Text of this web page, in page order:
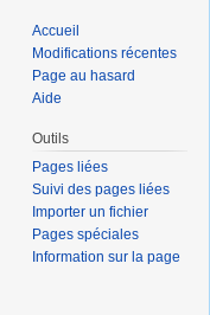
Accueil
Modifications récentes
Page au hasard
Aide
Outils
Pages liées
Suivi des pages liées
Importer un fichier
Pages spéciales
Information sur la page